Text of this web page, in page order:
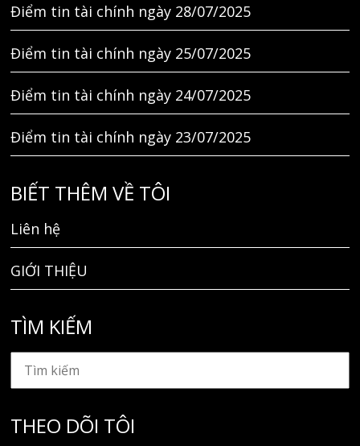
Điểm tin tài chính ngày 28/07/2025
Điểm tin tài chính ngày 25/07/2025
Điểm tin tài chính ngày 24/07/2025
Điểm tin tài chính ngày 23/07/2025
BIẾT THÊM VỀ TÔI
Liên hệ
GIỚI THIỆU
TÌM KIẾM
THEO DÕI TÔI